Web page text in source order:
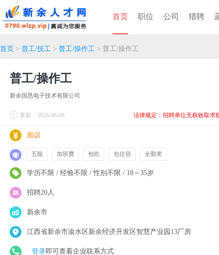
首页 职位 公司 猎聘
首页 > 普工/技工 > 普工/操作工 > 普工/操作工
普工/操作工
新余国恳电子技术有限公司
更新：2024-08-08 法律规定：招聘单位无权收取求
面议
五险 加班费 包吃 包住宿 全勤奖
学历不限 / 经验不限 / 性别不限 / 18～35岁
招聘20人
新余市
江西省新余市渝水区新余经济开发区智慧产业园13厂房
登录即可查看企业联系方式